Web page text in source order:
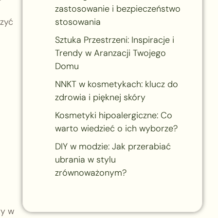
w
zastosowanie i bezpieczeństwo
stosowania
Sztuka Przestrzeni: Inspiracje i
Trendy w Aranzacji Twojego
Domu
NNKT w kosmetykach: klucz do
zdrowia i pięknej skóry
Kosmetyki hipoalergiczne: Co
warto wiedzieć o ich wyborze?
DIY w modzie: Jak przerabiać
ubrania w stylu
zrównoważonym?